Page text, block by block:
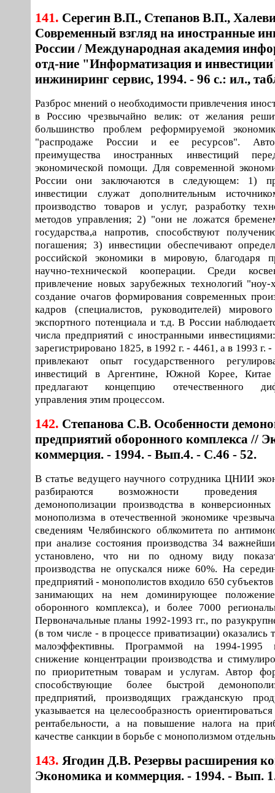
141. Серегин В.П., Степанов В.П.,
Современный взгляд на иностранные
России / Международная академия
отд-ние "Информатизация и
инжиниринг сервис, 1994. - 96 с.: ил.,
Разброс мнений о необходимости привлечения
в Россию чрезвычайно велик: от желания
большинство проблем реформируемой
"распродаже России и ее ресурсов".
преимущества иностранных инвестиций
экономической помощи. Для современной
России они заключаются в следующем: 1)
инвестиции служат дополнительным
производство товаров и услуг, разработку
методов управления; 2) "они не ложатся
государства,а напротив, способствуют
погашения; 3) инвестиции обеспечивают
российской экономики в мировую, благодаря
научно-технической кооперации. Среди
привлечение новых зарубежных технологий "ноу-
создание очагов формирования современных
кадров (специалистов, руководителей)
экспортного потенциала и т.д. В России
числа предприятий с иностранными
зарегистрировано 1825, в 1992 г. - 4461, а в 1993 г.
привлекают опыт государственного
инвестиций в Аргентине, Южной Корее,
предлагают концепцию отечественного
управления этим процессом.
142. Степанова С.В. Особенности
предприятий оборонного комплекса //
коммерция. - 1994. - Вып.4. - С.46 - 52.
В статье ведущего научного сотрудника ЦНИИ
разбираются возможности проведения
демонополизации производства в
монополизма в отечественной экономике
сведениям Челябинского облкомитета по
при анализе состояния производства 34
установлено, что ни по одному виду
производства не опускался ниже 60%. На
предприятий - монополистов входило 650
занимающих на нем доминирующее
оборонного комплекса), и более 7000
Первоначальные планы 1992-1993 гг., по
(в том числе - в процессе приватизации) оказались
малоэффективны. Программой на 1994-1995
снижение концентрации производства и
по приоритетным товарам и услугам. Автор
способствующие более быстрой
предприятий, производящих гражданскую
указывается на целесообразность
рентабельности, а на повышение налога на
качестве санкции в борьбе с монополизмом
143. Ягодин Д.В. Резервы расширения
Экономика и коммерция. - 1994. - Вып.